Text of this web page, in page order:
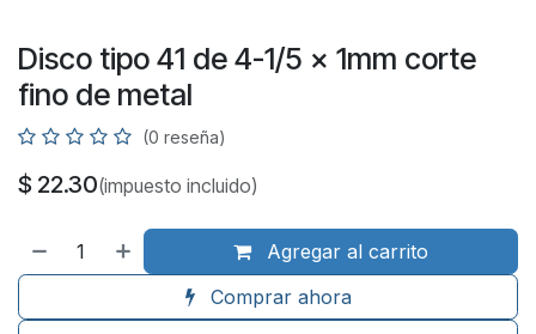
Disco tipo 41 de 4-1/5 x 1mm corte
fino de metal
(0 reseña)
$ 22.30(impuesto incluido)
Agregar al carrito
Comprar ahora